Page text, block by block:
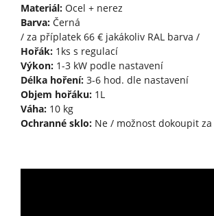
Materiál:Ocel + nerez
Barva:Černá
/ za příplatek 66 € jakákoliv RAL barva /
Hořák:1ks s regulací
Výkon:1-3 kW podle nastavení
Délka hoření:3-6 hod. dle nastavení
Objem hořáku:1L
Váha:10 kg
Ochranné sklo:Ne / možnost dokoupit za